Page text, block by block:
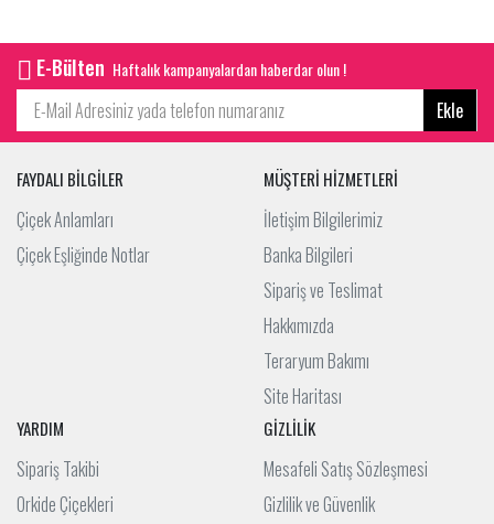
E-Bülten Haftalık kampanyalardan haberdar olun !
Ekle
FAYDALI BİLGİLER
Çiçek Anlamları
Çiçek Eşliğinde Notlar
MÜŞTERİ HİZMETLERİ
İletişim Bilgilerimiz
Banka Bilgileri
Sipariş ve Teslimat
Hakkımızda
Teraryum Bakımı
Site Haritası
YARDIM
Sipariş Takibi
Orkide Çiçekleri
GİZLİLİK
Mesafeli Satış Sözleşmesi
Gizlilik ve Güvenlik